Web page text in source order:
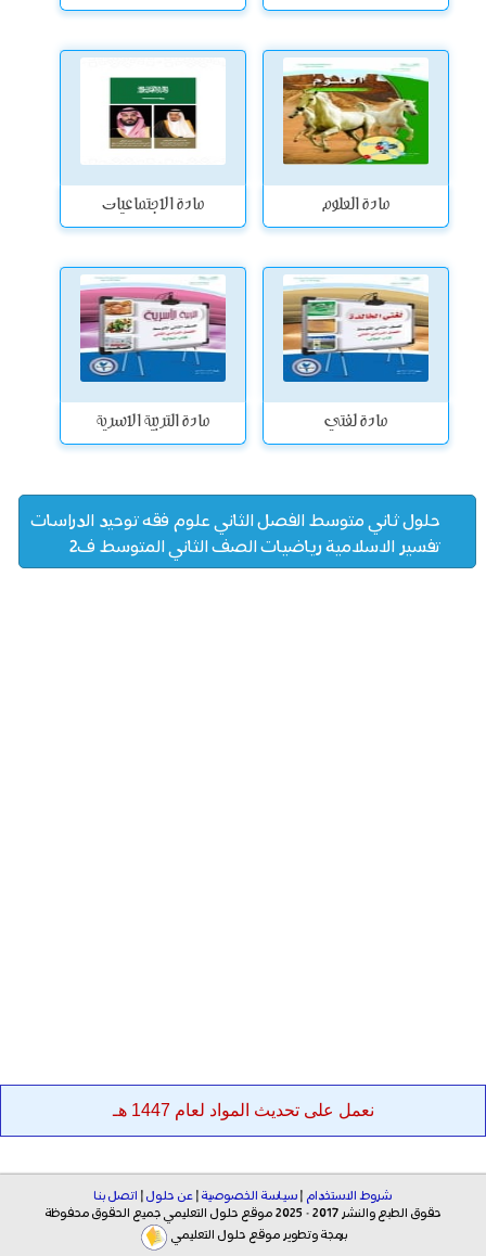
مادة العلوم مادة الاجتماعيات
مادة لغتي مادة التربية الاسرية
حلول ثاني متوسط الفصل الثاني علوم فقه توحيد الدراسات
تفسير الاسلامية رياضيات الصف الثاني المتوسط ف2
نعمل على تحديث المواد لعام 1447 هـ
شروط الاستخدام | سياسة الخصوصية | عن حلول | اتصل بنا
حقوق الطبع والنشر 2017 - 2025 موقع حلول التعليمي جميع الحقوق محفوظة
برمجة وتطوير موقع حلول التعليمي